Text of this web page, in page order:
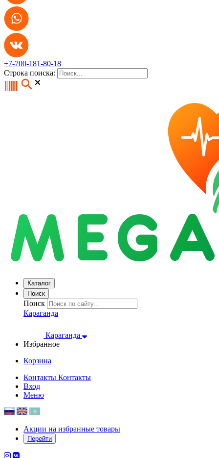
+7-700-181-80-18
Строка поиска:
Каталог
Поиск
Поиск
Караганда
Караганда
Избранное
Корзина
Контакты Контакты
Вход
Меню
Акции на избранные товары
Перейти